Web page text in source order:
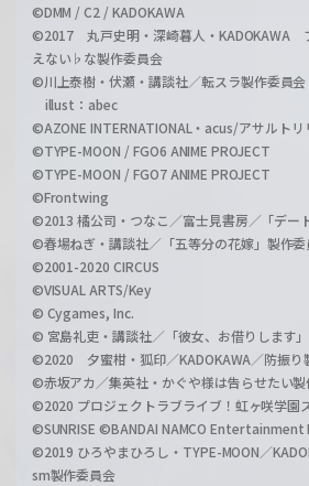
©DMM / C2 / KADOKAWA
©2017 丸戸史明・深崎暮人・KADOKAWA
えない♭な製作委員会
©川上泰樹・伏瀬・講談社／転スラ製作委員
illust：abec
©AZONE INTERNATIONAL・acus/アサルトリ
©TYPE-MOON / FGO6 ANIME PROJECT
©TYPE-MOON / FGO7 ANIME PROJECT
©Frontwing
©2013 橘公司・つなこ／富士見書房／「デー
©春場ねぎ・講談社／「五等分の花嫁」製作委
©2001-2020 CIRCUS
©VISUAL ARTS/Key
© Cygames, Inc.
© 宮島礼吏・講談社／「彼女、お借りします
©2020 夕蜜柑・狐印／KADOKAWA／防振り
©赤坂アカ／集英社・かぐや様は告らせたい
©2020 プロジェクトラブライブ！虹ヶ咲学園
©SUNRISE ©BANDAI NAMCO Entertainment
©2019 ひろやまひろし・TYPE-MOON／
sm製作委員会